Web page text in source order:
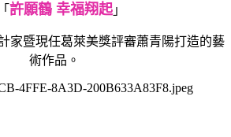
許願鶴 幸福翔起」
家暨現任葛萊美獎評審蕭青陽打造的藝
術作品。